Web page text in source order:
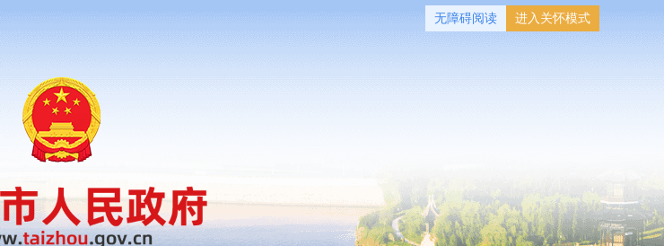
无障碍阅读 进入关怀模式